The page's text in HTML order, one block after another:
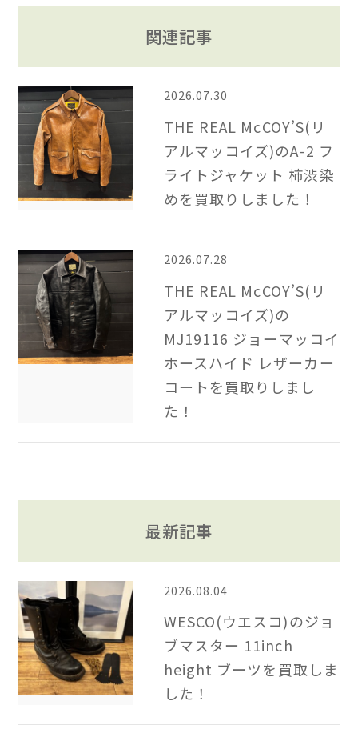
関連記事
2026.07.30
THE REAL McCOY’S(リ
アルマッコイズ)のA-2 フ
ライトジャケット 柿渋染
めを買取りしました！
2026.07.28
THE REAL McCOY’S(リ
アルマッコイズ)の
MJ19116 ジョーマッコイ
ホースハイド レザーカー
コートを買取りしまし
た！
最新記事
2026.08.04
WESCO(ウエスコ)のジョ
ブマスター 11inch
height ブーツを買取しま
した！